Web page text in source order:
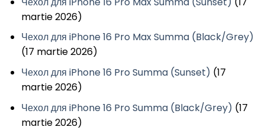
martie 2026)
Чехол для iPhone 16 Pro Max Summa (Black/Grey)
(17 martie 2026)
Чехол для iPhone 16 Pro Summa (Sunset) (17
martie 2026)
Чехол для iPhone 16 Pro Summa (Black/Grey) (17
martie 2026)